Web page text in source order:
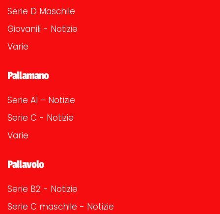
Serie D Maschile
Giovanili - Notizie
Varie
Pallamano
Serie A1 - Notizie
Serie C - Notizie
Varie
Pallavolo
Serie B2 - Notizie
Serie C maschile - Notizie